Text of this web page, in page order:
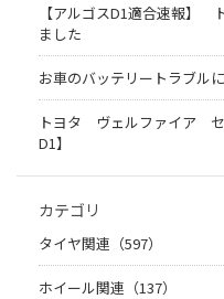
【アルゴスD1適合速報】
ました
お車のバッテリートラブル
トヨタ ヴェルファイア
D1】
カテゴリ
タイヤ関連（597）
ホイール関連（137）